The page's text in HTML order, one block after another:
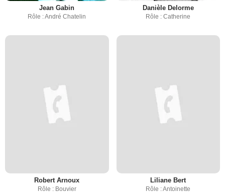
Jean Gabin
Rôle : André Chatelin
Danièle Delorme
Rôle : Catherine
Robert Arnoux
Rôle : Bouvier
Liliane Bert
Rôle : Antoinette